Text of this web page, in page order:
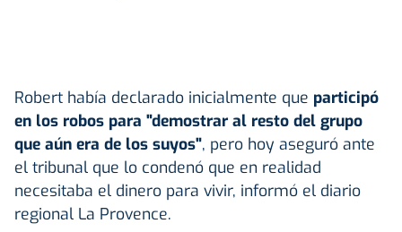
Robert había declarado inicialmente que participó
en los robos para "demostrar al resto del grupo
que aún era de los suyos", pero hoy aseguró ante
el tribunal que lo condenó que en realidad
necesitaba el dinero para vivir, informó el diario
regional La Provence.